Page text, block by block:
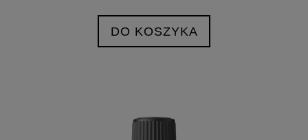
DO KOSZYKA